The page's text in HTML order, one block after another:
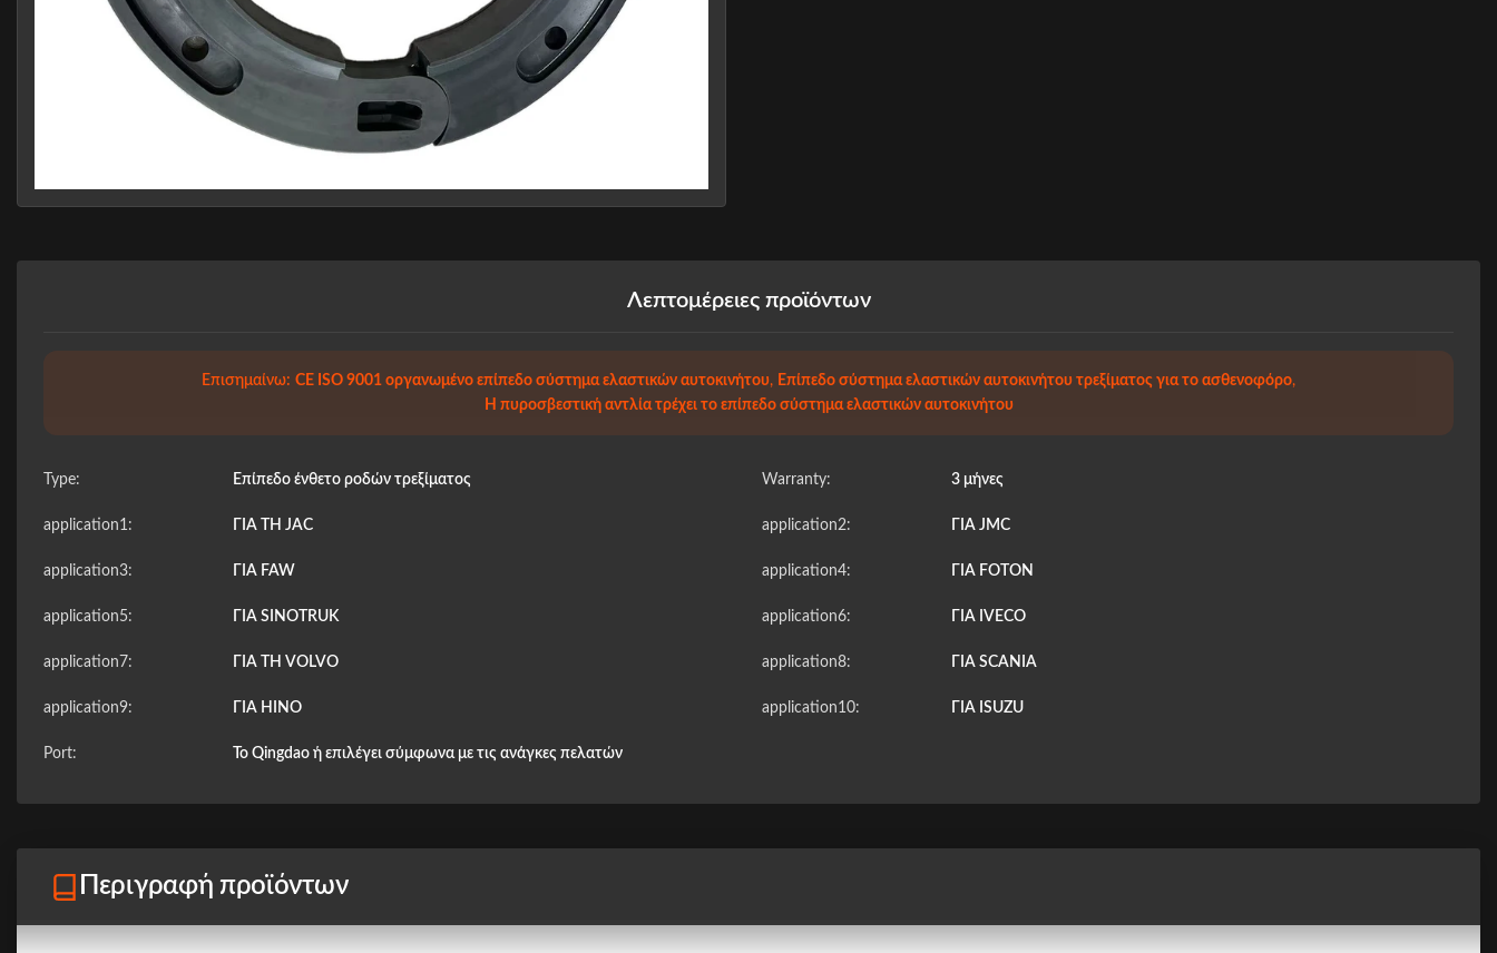
Λεπτομέρειες προϊόντων
Επισημαίνω: CE ISO 9001 οργανωμένο επίπεδο σύστημα ελαστικών αυτοκινήτου, Επίπεδο σύστημα ελαστικών αυτοκινήτου τρεξίματος για το ασθενοφόρο,
Η πυροσβεστική αντλία τρέχει το επίπεδο σύστημα ελαστικών αυτοκινήτου
Type: Επίπεδο ένθετο ροδών τρεξίματος Warranty: 3 μήνες
application1: ΓΙΑ ΤΗ JAC application2: ΓΙΑ JMC
application3: ΓΙΑ FAW application4: ΓΙΑ FOTON
application5: ΓΙΑ SINOTRUK application6: ΓΙΑ IVECO
application7: ΓΙΑ ΤΗ VOLVO application8: ΓΙΑ SCANIA
application9: ΓΙΑ HINO application10: ΓΙΑ ISUZU
Port: Το Qingdao ή επιλέγει σύμφωνα με τις ανάγκες πελατών
Περιγραφή προϊόντων